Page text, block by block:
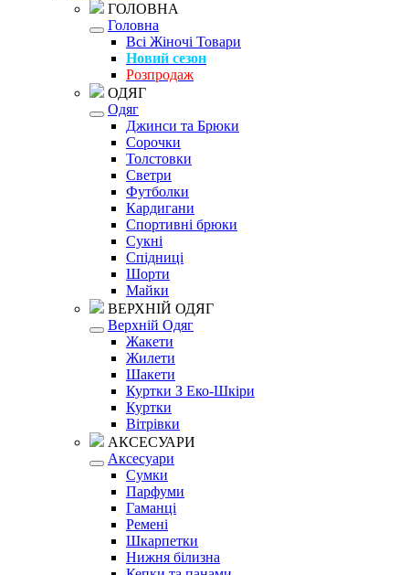
ГОЛОВНА
Головна
Всі Жіночі Товари
Новий сезон
Розпродаж
ОДЯГ
Одяг
Джинси та Брюки
Сорочки
Толстовки
Светри
Футболки
Кардигани
Спортивні брюки
Сукні
Спідниці
Шорти
Майки
ВЕРХНІЙ ОДЯГ
Верхній Одяг
Жакети
Жилети
Шакети
Куртки З Еко-Шкіри
Куртки
Вітрівки
АКСЕСУАРИ
Аксесуари
Сумки
Парфуми
Гаманці
Ремені
Шкарпетки
Нижня білизна